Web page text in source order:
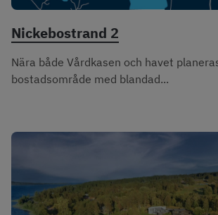
Nickebostrand 2
Nära både Vårdkasen och havet
bostadsområde med blandad...